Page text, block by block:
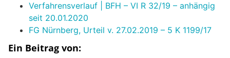
Verfahrensverlauf | BFH – VI R 32/19 – anhängig
seit 20.01.2020
FG Nürnberg, Urteil v. 27.02.2019 – 5 K 1199/17
Ein Beitrag von: